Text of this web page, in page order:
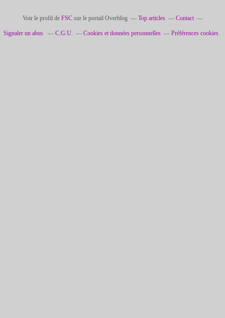
Voir le profil de FSCsur le portail Overblog Top articles Contact
Signaler un abus C.G.U. Cookies et données personnelles Préférences cookies